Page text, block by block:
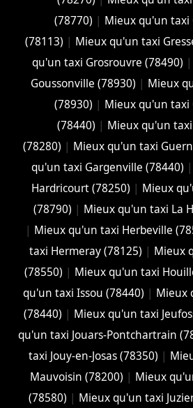
(78770) | Mieux qu'un taxi
(78113) | Mieux qu'un taxi
qu'un taxi Grosrouvre (78490) |
Goussonville (78930) | Mieux
(78930) | Mieux qu'un
(78440) | Mieux qu'un
(78280) | Mieux qu'un taxi
qu'un taxi Gargenville (78440) |
Hardricourt (78250) | Mieux
(78790) | Mieux qu'un taxi La
| Mieux qu'un taxi Herbeville
taxi Hermeray (78125) | Mieux
(78550) | Mieux qu'un taxi
qu'un taxi Issou (78440) | Mieux
(78440) | Mieux qu'un taxi
qu'un taxi Jouars-Pontchartrain
taxi Jouy-en-Josas (78350) |
Mauvoisin (78200) | Mieux
(78580) | Mieux qu'un taxi